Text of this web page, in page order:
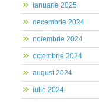
ianuarie 2025
decembrie 2024
noiembrie 2024
octombrie 2024
august 2024
iulie 2024